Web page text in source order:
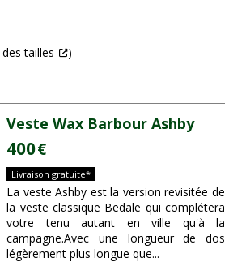
tailles )
Veste Wax Barbour Ashby
400€
Livraison gratuite*
La veste Ashby est la version revisitée de
la veste classique Bedale qui complétera
votre tenu autant en ville qu'à la
campagne.Avec une longueur de dos
légèrement plus longue que...